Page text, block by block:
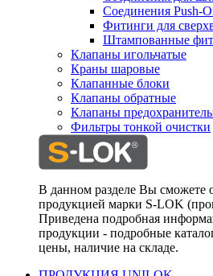
Соединения Push-
Фитинги для
Штампованные
Клапаны игольчатые
Краны шаровые
Клапанные блоки
Клапаны обратные
Клапаны
Фильтры тонкой очистки
В данном разделе Вы сможете
продукцией марки S-LOK
Приведена подробная
продукции - подробные
цены, наличие на складе.